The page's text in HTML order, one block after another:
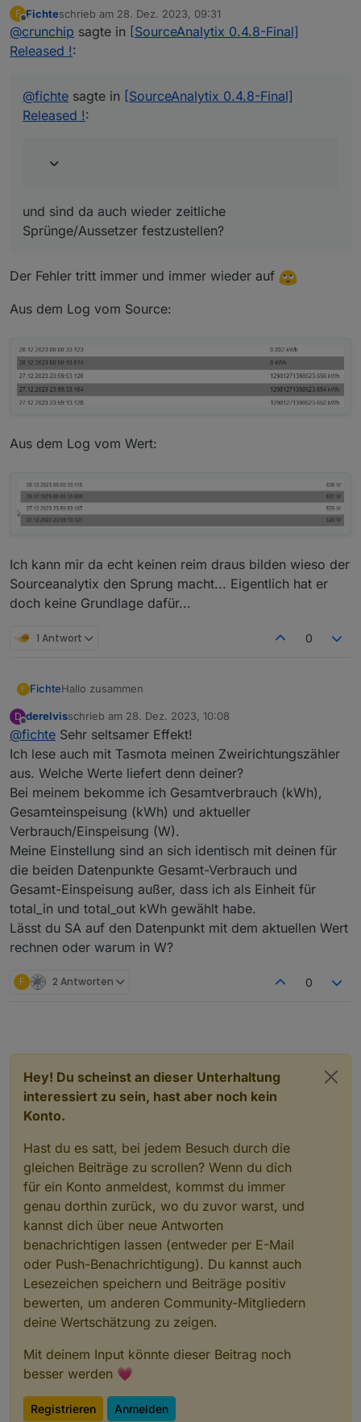
Aber nix da... immer der gleiche fehler
festzustellen?
F Fichteschrieb am 28. Dez. 2023, 09:31
zuletzt editiert von
@crunchip sagte in [SourceAnalytix 0.4.8-Final]
Released !:
@fichte sagte in [SourceAnalytix 0.4.8-Final]
Released !:
und sind da auch wieder zeitliche
Sprünge/Aussetzer festzustellen?
Der Fehler tritt immer und immer wieder auf
Aus dem Log vom Source:
Aus dem Log vom Wert:
Ich kann mir da echt keinen reim draus bilden wieso der
Sourceanalytix den Sprung macht... Eigentlich hat er
doch keine Grundlage dafür...
1 Antwort 0
F FichteHallo zusammen
Ich lese einen Stromzähler via SML Tasmota aus (Watt).
Ab einen gewissen Punkt Springt Sourceanalytix um
und schreibt Utopische werte
Ich hab die schon die Werte gelöscht und auch die
einstellung dazu noch einmal komplett neu gemacht.
alles Super und nie ein wert Über 12000 Watt.
Habe noch andere Geräte wie EM3 und Gosund etc.
und dort funktioniert alles super.
und/oder gibt es hier eine Lösung.?
D
Offline
derelvisschrieb am 28. Dez. 2023, 10:08
zuletzt editiert von
@fichte Sehr seltsamer Effekt!
Ich lese auch mit Tasmota meinen Zweirichtungszähler
aus. Welche Werte liefert denn deiner?
Bei meinem bekomme ich Gesamtverbrauch (kWh),
Gesamteinspeisung (kWh) und aktueller
Verbrauch/Einspeisung (W).
Meine Einstellung sind an sich identisch mit deinen für
die beiden Datenpunkte Gesamt-Verbrauch und
Gesamt-Einspeisung außer, dass ich als Einheit für
total_in und total_out kWh gewählt habe.
Lässt du SA auf den Datenpunkt mit dem aktuellen Wert
rechnen oder warum in W?
F 2 Antworten 0
Hey! Du scheinst an dieser Unterhaltung
interessiert zu sein, hast aber noch kein
Konto.
Hast du es satt, bei jedem Besuch durch die
gleichen Beiträge zu scrollen? Wenn du dich
für ein Konto anmeldest, kommst du immer
genau dorthin zurück, wo du zuvor warst, und
kannst dich über neue Antworten
benachrichtigen lassen (entweder per E-Mail
oder Push-Benachrichtigung). Du kannst auch
Lesezeichen speichern und Beiträge positiv
bewerten, um anderen Community-Mitgliedern
deine Wertschätzung zu zeigen.
Mit deinem Input könnte dieser Beitrag noch
besser werden 💗
Registrieren Anmelden